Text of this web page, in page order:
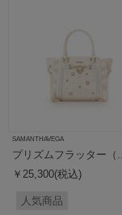
SAMANTHAVEGA
プリズムフラッター（...
￥25,300(税込)
人気商品